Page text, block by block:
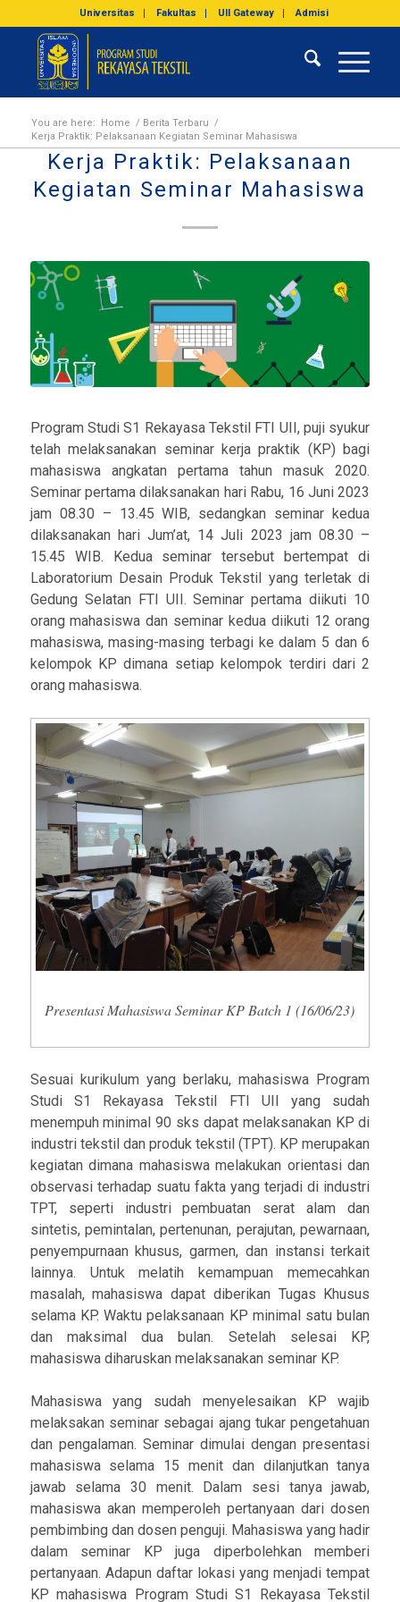
Universitas Fakultas UII Gateway Admisi
You are here: Home / Berita Terbaru /
Kerja Praktik: Pelaksanaan Kegiatan Seminar Mahasiswa
Kerja Praktik: Pelaksanaan
Kegiatan Seminar Mahasiswa
Program Studi S1 Rekayasa Tekstil FTI UII, puji syukur
telah melaksanakan seminar kerja praktik (KP) bagi
mahasiswa angkatan pertama tahun masuk 2020.
Seminar pertama dilaksanakan hari Rabu, 16 Juni 2023
jam 08.30 – 13.45 WIB, sedangkan seminar kedua
dilaksanakan hari Jum’at, 14 Juli 2023 jam 08.30 –
15.45 WIB. Kedua seminar tersebut bertempat di
Laboratorium Desain Produk Tekstil yang terletak di
Gedung Selatan FTI UII. Seminar pertama diikuti 10
orang mahasiswa dan seminar kedua diikuti 12 orang
mahasiswa, masing-masing terbagi ke dalam 5 dan 6
kelompok KP dimana setiap kelompok terdiri dari 2
orang mahasiswa.
Presentasi Mahasiswa Seminar KP Batch 1 (16/06/23)
Sesuai kurikulum yang berlaku, mahasiswa Program
Studi S1 Rekayasa Tekstil FTI UII yang sudah
menempuh minimal 90 sks dapat melaksanakan KP di
industri tekstil dan produk tekstil (TPT). KP merupakan
kegiatan dimana mahasiswa melakukan orientasi dan
observasi terhadap suatu fakta yang terjadi di industri
TPT, seperti industri pembuatan serat alam dan
sintetis, pemintalan, pertenunan, perajutan, pewarnaan,
penyempurnaan khusus, garmen, dan instansi terkait
lainnya. Untuk melatih kemampuan memecahkan
masalah, mahasiswa dapat diberikan Tugas Khusus
selama KP. Waktu pelaksanaan KP minimal satu bulan
dan maksimal dua bulan. Setelah selesai KP,
mahasiswa diharuskan melaksanakan seminar KP.
Mahasiswa yang sudah menyelesaikan KP wajib
melaksakan seminar sebagai ajang tukar pengetahuan
dan pengalaman. Seminar dimulai dengan presentasi
mahasiswa selama 15 menit dan dilanjutkan tanya
jawab selama 30 menit. Dalam sesi tanya jawab,
mahasiswa akan memperoleh pertanyaan dari dosen
pembimbing dan dosen penguji. Mahasiswa yang hadir
dalam seminar KP juga diperbolehkan memberi
pertanyaan. Adapun daftar lokasi yang menjadi tempat
KP mahasiswa Program Studi S1 Rekayasa Tekstil